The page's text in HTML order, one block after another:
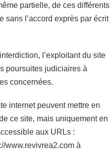
partielle, de ces différents
sans l’accord exprès par écrit
l’exploitant du site
poursuites judiciaires à
concernées.
internet peuvent mettre en
ce site, mais uniquement en
aux URLs :
www.revivrea2.com à